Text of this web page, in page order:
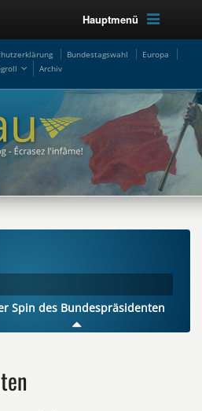
Hauptmenü
Bundestagswahl
Europa
Archiv
Spin des Bundespräsidenten